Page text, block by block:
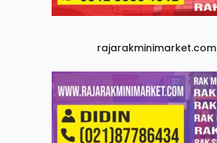
rajarakminimarket.com